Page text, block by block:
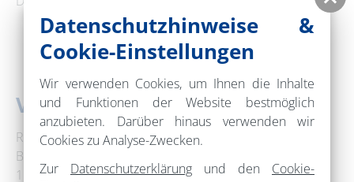
Veranstaltungsort
Rathaus Eberswalde
Breite Straße 41-44
16225 Eberswalde
Datenschutzhinweise &
Cookie-Einstellungen
Wir verwenden Cookies, um Ihnen die Inhalte
und Funktionen der Website bestmöglich
anzubieten. Darüber hinaus verwenden wir
Cookies zu Analyse-Zwecken.
Zur Datenschutzerklärung und den Cookie-